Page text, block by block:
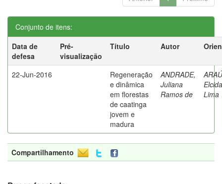
Conjunto de itens:
Data de
defesa
Pré-
visualização
Título Autor
22-Jun-2016
Regeneração
e dinâmica
em florestas
de caatinga
jovem e
madura
ANDRADE,
Juliana
Ramos de
Lima
Compartilhamento